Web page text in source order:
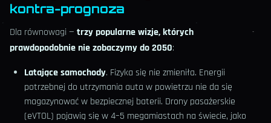
kontra-prognoza
Dla równowagi — trzy popularne wizje, których
prawdopodobnie nie zobaczymy do 2050:
Latające samochody. Fizyka się nie zmieniła. Energii
potrzebnej do utrzymania auta w powietrzu nie da się
magazynować w bezpiecznej baterii. Drony pasażerskie
(eVTOL) pojawią się w 4–5 megamiastach na świecie, jako